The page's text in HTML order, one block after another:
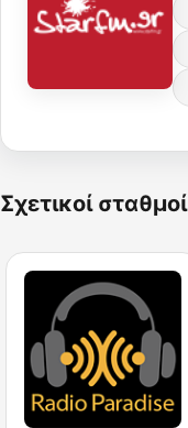
Σχετικοί σταθμοί